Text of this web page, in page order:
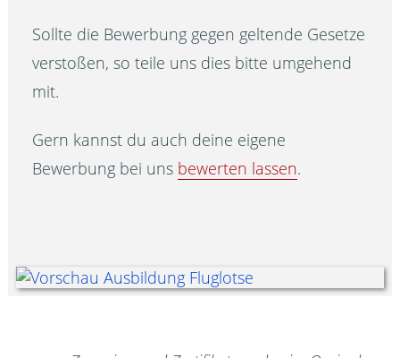
Sollte die Bewerbung gegen geltende Gesetze
verstoßen, so teile uns dies bitte umgehend
mit.
Gern kannst du auch deine eigene
Bewerbung bei uns bewerten lassen.